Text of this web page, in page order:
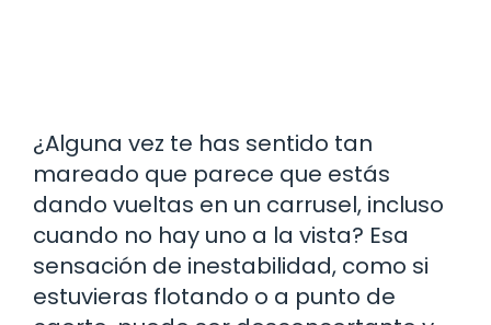
¿Alguna vez te has sentido tan
mareado que parece que estás
dando vueltas en un carrusel, incluso
cuando no hay uno a la vista? Esa
sensación de inestabilidad, como si
estuvieras flotando o a punto de